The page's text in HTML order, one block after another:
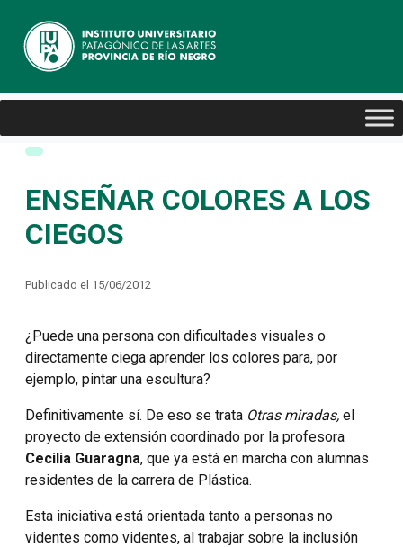
ENSEÑAR COLORES A LOS
CIEGOS
Publicado el 15/06/2012
¿Puede una persona con dificultades visuales o
directamente ciega aprender los colores para, por
ejemplo, pintar una escultura?
Definitivamente sí. De eso se trata Otras miradas, el
proyecto de extensión coordinado por la profesora
Cecilia Guaragna, que ya está en marcha con alumnas
residentes de la carrera de Plástica.
Esta iniciativa está orientada tanto a personas no
videntes como videntes, al trabajar sobre la inclusión